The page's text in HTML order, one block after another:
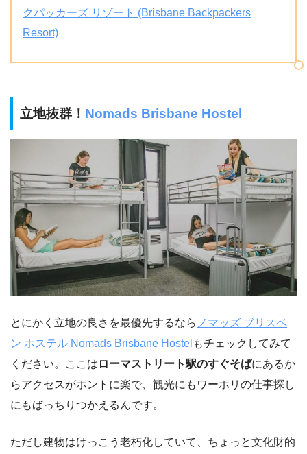
クパッカーズ リゾート (Brisbane Backpackers
Resort)
立地抜群！ Nomads Brisbane Hostel
とにかく立地の良さを最優先するなら ノマッズ ブリスベ
ン ホステル Nomads Brisbane Hostel もチェックしてみて
ください。ここは ローマストリート駅のすぐそばにあるか
らアクセスがホントに楽で、観光にもワーホリの仕事探し
にもばっちりつかえるんです。
ただし建物はけっこう老朽化していて、ちょっと文化財的